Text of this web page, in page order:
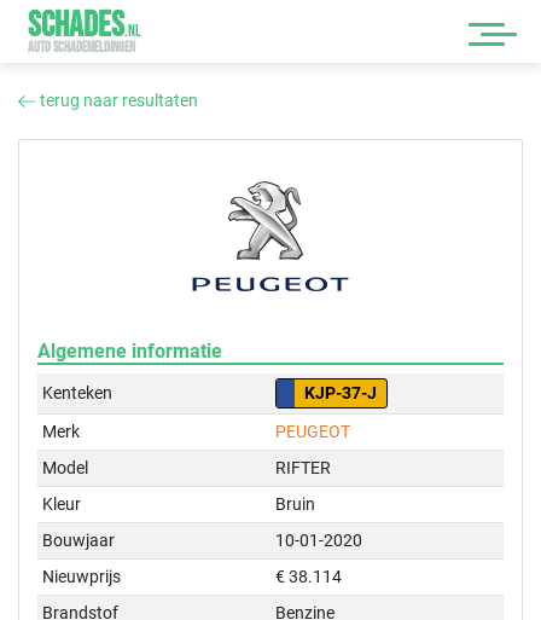
SCHADES.NL
AUTO SCHADEMELDINGEN
terug naar resultaten
Algemene informatie
Kenteken
KJP-37-J
Merk
PEUGEOT
Model
RIFTER
Kleur
Bruin
Bouwjaar
10-01-2020
Nieuwprijs
€ 38.114
Brandstof
Benzine